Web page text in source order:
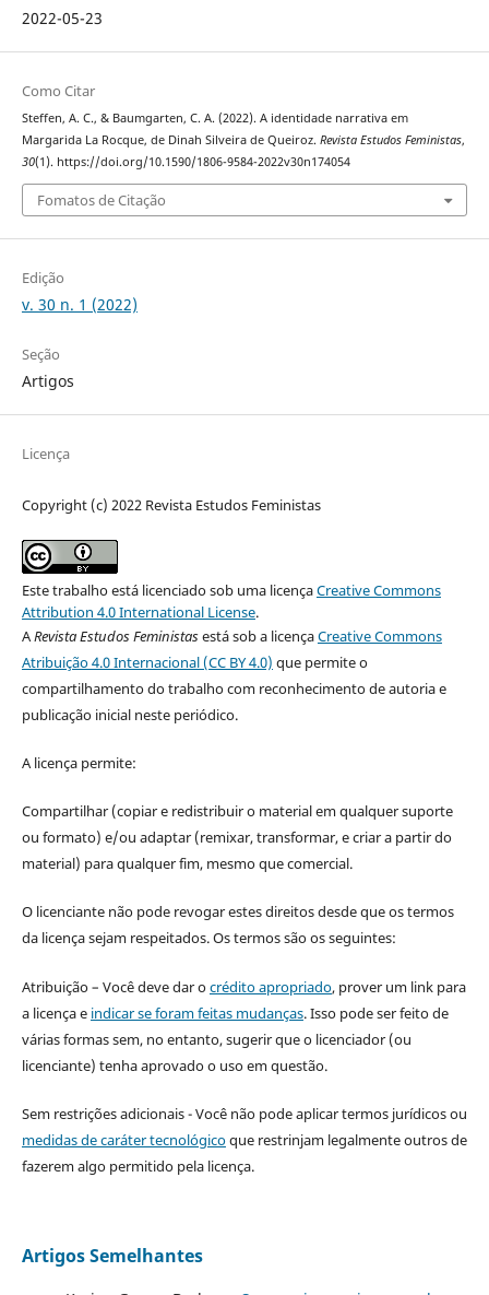
2022-05-23
Como Citar
Steffen, A. C., & Baumgarten, C. A. (2022). A identidade narrativa em
Margarida La Rocque, de Dinah Silveira de Queiroz. Revista Estudos Feministas,
30(1). https://doi.org/10.1590/1806-9584-2022v30n174054
Fomatos de Citação
Edição
v. 30 n. 1 (2022)
Seção
Artigos
Licença
Copyright (c) 2022 Revista Estudos Feministas
Este trabalho está licenciado sob uma licençaCreative Commons
Attribution 4.0 International License.
ARevista Estudos Feministasestá sob a licençaCreative Commons
Atribuição 4.0 Internacional (CC BY 4.0) que permite o
compartilhamento do trabalho com reconhecimento de autoria e
publicação inicial neste periódico.
A licença permite:
Compartilhar (copiar e redistribuir o material em qualquer suporte
ou formato) e/ou adaptar (remixar, transformar, e criar a partir do
material) para qualquer fim, mesmo que comercial.
O licenciante não pode revogar estes direitos desde que os termos
da licença sejam respeitados. Os termos são os seguintes:
Atribuição – Você deve dar ocrédito apropriado, prover um link para
a licença e indicar se foram feitas mudanças. Isso pode ser feito de
várias formas sem, no entanto, sugerir que o licenciador (ou
licenciante) tenha aprovado o uso em questão.
Sem restrições adicionais - Você não pode aplicar termos jurídicos ou
medidas de caráter tecnológicoque restrinjam legalmente outros de
fazerem algo permitido pela licença.
Artigos Semelhantes